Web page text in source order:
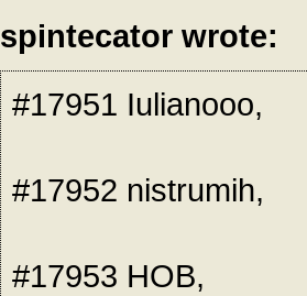
spintecator wrote:
#17951 Iulianooo,
#17952 nistrumih,
#17953 HOB,